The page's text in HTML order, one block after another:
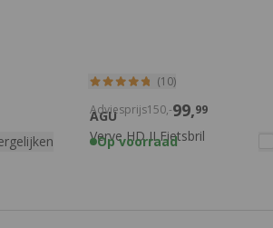
AGU
Verve HD II Fietsbril
(10)
99,99
Adviesprijs150,-
Op voorraad